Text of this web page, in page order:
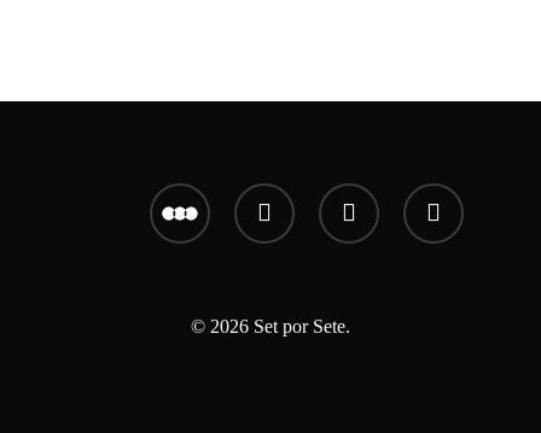
letterboxd youtube instagram email
© 2026 Set por Sete.